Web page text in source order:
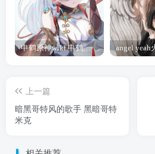
申鹤原神wiki 申鹤诞辰祭
上一篇
暗黑哥特风的歌手 黑暗哥特
米克